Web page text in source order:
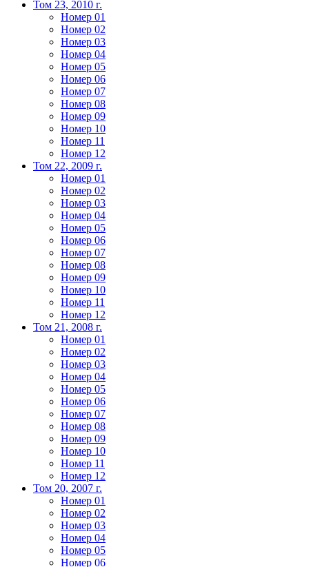
Том 23, 2010 г.
Номер 01
Номер 02
Номер 03
Номер 04
Номер 05
Номер 06
Номер 07
Номер 08
Номер 09
Номер 10
Номер 11
Номер 12
Том 22, 2009 г.
Номер 01
Номер 02
Номер 03
Номер 04
Номер 05
Номер 06
Номер 07
Номер 08
Номер 09
Номер 10
Номер 11
Номер 12
Том 21, 2008 г.
Номер 01
Номер 02
Номер 03
Номер 04
Номер 05
Номер 06
Номер 07
Номер 08
Номер 09
Номер 10
Номер 11
Номер 12
Том 20, 2007 г.
Номер 01
Номер 02
Номер 03
Номер 04
Номер 05
Номер 06